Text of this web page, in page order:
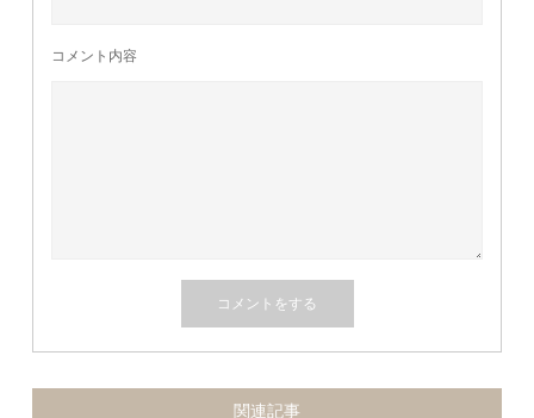
コメント内容
関連記事